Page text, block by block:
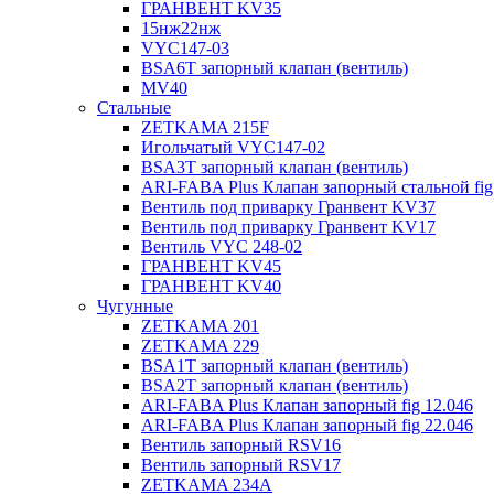
ГРАНВЕНТ KV35
15нж22нж
VYC147-03
BSA6T запорный клапан (вентиль)
MV40
Стальные
ZETKAMA 215F
Игольчатый VYC147-02
BSA3T запорный клапан (вентиль)
ARI-FABA Plus Клапан запорный стальной
Вентиль под приварку Гранвент KV37
Вентиль под приварку Гранвент KV17
Вентиль VYC 248-02
ГРАНВЕНТ KV45
ГРАНВЕНТ KV40
Чугунные
ZETKAMA 201
ZETKAMA 229
BSA1T запорный клапан (вентиль)
BSA2T запорный клапан (вентиль)
ARI-FABA Plus Клапан запорный fig 12.046
ARI-FABA Plus Клапан запорный fig 22.046
Вентиль запорный RSV16
Вентиль запорный RSV17
ZETKAMA 234A